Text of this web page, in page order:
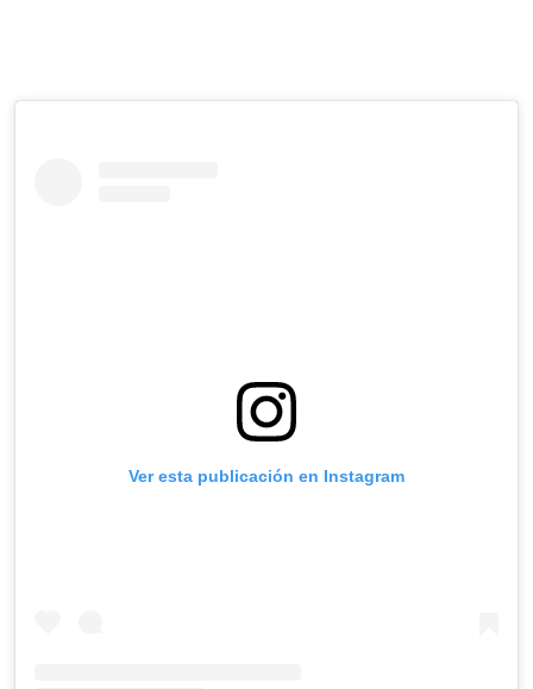
Ver esta publicación en Instagram